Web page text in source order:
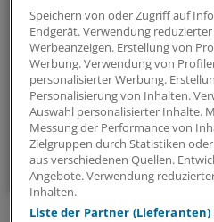
Geschehen in der
Hintergründen und einem Blick
14-tägig,
Zum Abonnieren
Speichern von oder Zugriff auf
Endgerät. Verwendung
Werbeanzeigen. Erstellung von
Werbung. Verwendung von
personalisierter Werbung.
Personalisierung von Inhalten.
Auswahl personalisierter Inhalte.
Messung der Performance von
Zielgruppen durch Statistiken
aus verschiedenen Quellen.
Angebote. Verwendung
Inhalten.
Liste der Partner (Lieferanten)